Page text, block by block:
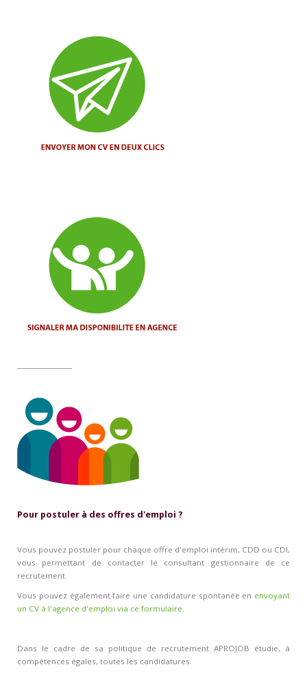
Pour postuler à des offres d'emploi ?
Vous pouvez postuler pour chaque offre d'emploi intérim, CDD ou CDI,
vous permettant de contacter le consultant gestionnaire de ce
recrutement.
Vous pouvez également faire une candidature spontanée en envoyant
un CV à l'agence d'emploi via ce formulaire.
Dans le cadre de sa politique de recrutement APROJOB étudie, à
compétences égales, toutes les candidatures.